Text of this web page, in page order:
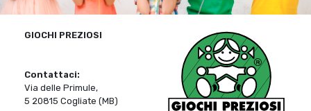
GIOCHI PREZIOSI
Contattaci:
Via delle Primule,
5 20815 Cogliate (MB)